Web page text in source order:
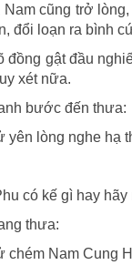
Nam cũng trở
đổi loạn ra bình
đồng gật đầu
xét nữa.
bước đến thưa:
yên lòng nghe hạ
có kế gì hay hãy
thưa:
chém Nam Cung